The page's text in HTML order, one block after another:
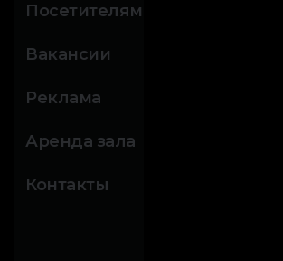
Посетителям
Вакансии
Реклама
Аренда зала
Контакты